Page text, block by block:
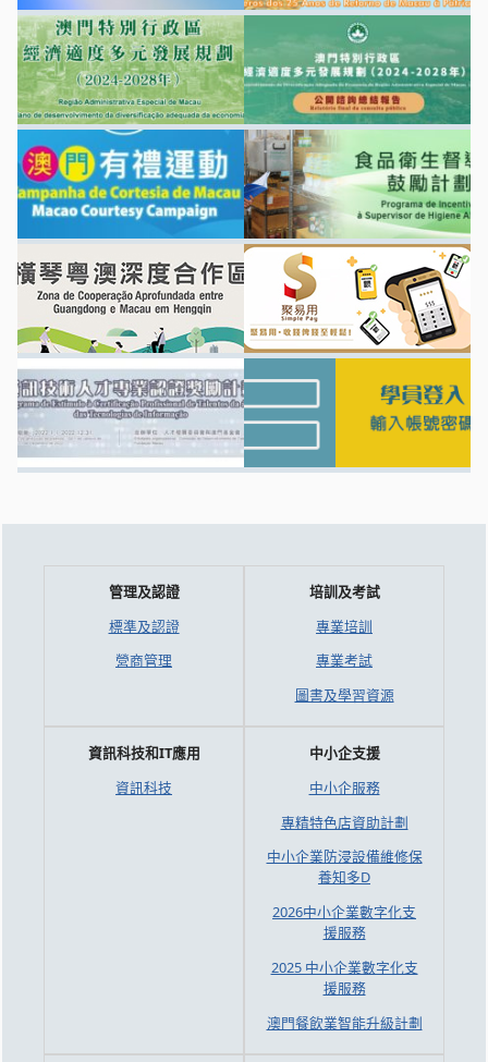
管理及認證
標準及認證
營商管理
培訓及考試
專業培訓
專業考試
圖書及學習資源
資訊科技和IT應用
資訊科技
中小企支援
中小企服務
專精特色店資助計劃
中小企業防浸設備維修保
養知多D
2026中小企業數字化支
援服務
2025 中小企業數字化支
援服務
澳門餐飲業智能升級計劃